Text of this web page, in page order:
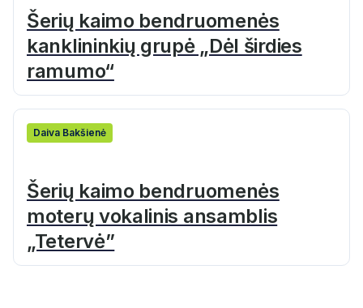
Šerių kaimo bendruomenės
kanklininkių grupė „Dėl širdies
ramumo“
Daiva Bakšienė
Šerių kaimo bendruomenės
moterų vokalinis ansamblis
„Tetervė”